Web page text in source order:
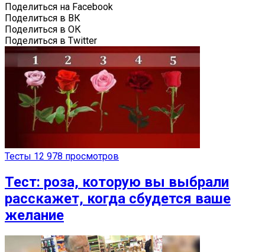
Поделиться на Facebook
Поделиться в ВК
Поделиться в ОК
Поделиться в Twitter
Тесты 12 978 просмотров
Тест: роза, которую вы выбрали
расскажет, когда сбудется ваше
желание